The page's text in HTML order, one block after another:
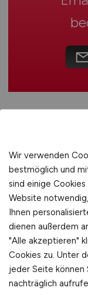
International
(m/w/d)
(FH))
des Bundes
Wir verwenden
bestmöglich und
sind einige
Website
Ihnen
dienen außerdem
"Alle akzeptieren"
Cookies zu. Unter
jeder Seite können
nachträglich